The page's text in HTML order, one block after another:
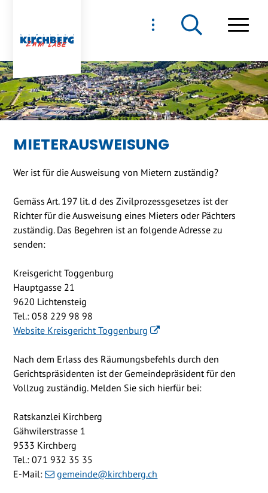
NAVIGIEREN IN
MIETERAUSWEISUNG
Wer ist für die Ausweisung von Mietern zuständig?
Gemäss Art. 197 lit. d des Zivilprozessgesetzes ist der
Richter für die Ausweisung eines Mieters oder Pächters
zuständig. Das Begehren ist an folgende Adresse zu
senden:
Kreisgericht Toggenburg
Hauptgasse 21
9620 Lichtensteig
Tel.: 058 229 98 98
Website Kreisgericht Toggenburg
Nach dem Erlass des Räumungsbefehls durch den
Gerichtspräsidenten ist der Gemeindepräsident für den
Vollzug zuständig. Melden Sie sich hierfür bei:
Ratskanzlei Kirchberg
Gähwilerstrasse 1
9533 Kirchberg
Tel.: 071 932 35 35
E-Mail:
gemeinde@kirchberg.ch